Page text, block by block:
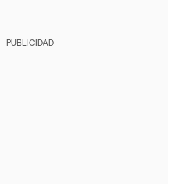
PUBLICIDAD